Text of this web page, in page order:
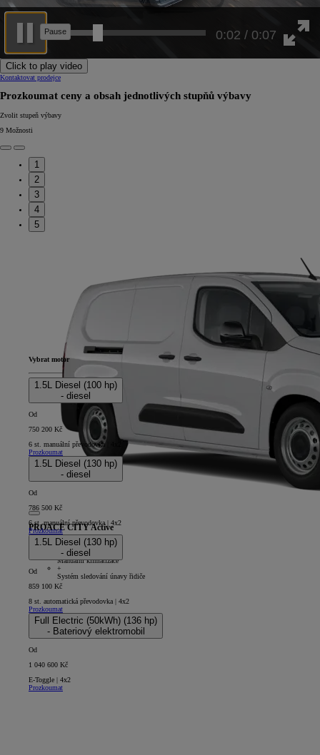
0:05 / 0:07
Click to play video
Kontaktovat prodejce
Prozkoumat ceny a obsah jednotlivých stupňů výbavy
Zvolit stupeň výbavy
9 Možnosti
1
2
3
4
5
PROACE CITY Active
4D - Panel Van Long
+
Manuální klimatizace
+
Systém sledování únavy řidiče
Vybrat motor
1.5L Diesel (100 hp)
- diesel
Od
750 200 Kč
6 st. manuální převodovka | 4x2
Prozkoumat
1.5L Diesel (130 hp)
- diesel
Od
786 500 Kč
6 st. manuální převodovka | 4x2
Prozkoumat
1.5L Diesel (130 hp)
- diesel
Od
859 100 Kč
8 st. automatická převodovka | 4x2
Prozkoumat
Full Electric (50kWh) (136 hp)
- Bateriový elektromobil
Od
1 040 600 Kč
E-Toggle | 4x2
Prozkoumat